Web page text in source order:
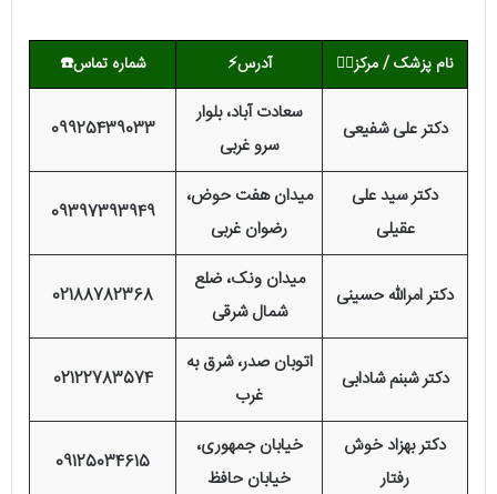
نام پزشک / مرکز👨‍⚕️ آدرس⚡ شماره تماس☎️
دکتر علی شفیعی
سعادت آباد، بلوار
سرو غربی
09925439033
دکتر سید علی
عقیلی
میدان هفت حوض،
رضوان غربی
09397393949
دکتر امرالله حسینی
میدان ونک، ضلع
شمال شرقی
02188782368
دکتر شبنم شادابی
اتوبان صدر، شرق به
غرب
02122783574
دکتر بهزاد خوش
رفتار
خیابان جمهوری،
خیابان حافظ
09125034615